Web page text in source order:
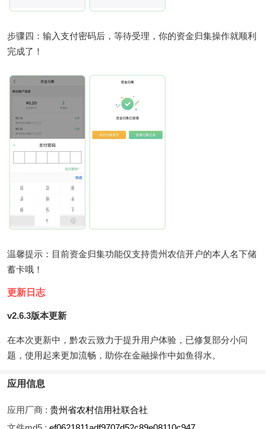
步骤四：输入支付密码后，等待受理，你的资金归集操作就顺利
完成了！
温馨提示：目前资金归集功能仅支持贵州农信开户的本人名下储
蓄卡哦！
更新日志
v2.6.3版本更新
在本次更新中，黔农云致力于提升用户体验，已修复部分小问
题，使用起来更加流畅，助你在金融操作中如鱼得水。
应用信息
应用厂商 : 贵州省农村信用社联合社